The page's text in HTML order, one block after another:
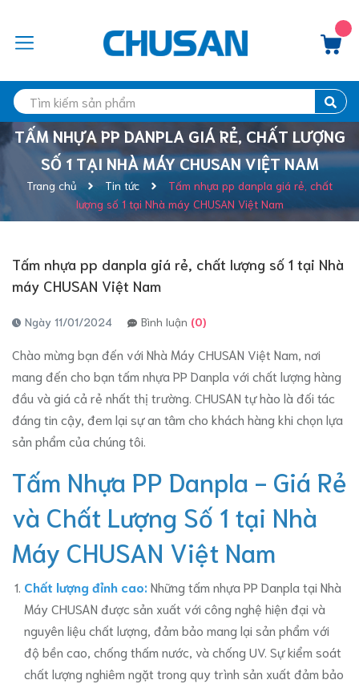
TẤM NHỰA PP DANPLA GIÁ RẺ, CHẤT LƯỢNG
SỐ 1 TẠI NHÀ MÁY CHUSAN VIỆT NAM
Trang chủ Tin tức
Tấm nhựa pp danpla giá rẻ, chất
lượng số 1 tại Nhà máy CHUSAN Việt Nam
Tấm nhựa pp danpla giá rẻ, chất lượng số 1 tại Nhà
máy CHUSAN Việt Nam
Ngày 11/01/2024 Bình luận (0)
Chào mừng bạn đến với Nhà Máy CHUSAN Việt Nam, nơi
mang đến cho bạn tấm nhựa PP Danpla với chất lượng hàng
đầu và giá cả rẻ nhất thị trường. CHUSAN tự hào là đối tác
đáng tin cậy, đem lại sự an tâm cho khách hàng khi chọn lựa
sản phẩm của chúng tôi.
Tấm Nhựa PP Danpla - Giá Rẻ
và Chất Lượng Số 1 tại Nhà
Máy CHUSAN Việt Nam
Chất lượng đỉnh cao: Những tấm nhựa PP Danpla tại Nhà
Máy CHUSAN được sản xuất với công nghệ hiện đại và
nguyên liệu chất lượng, đảm bảo mang lại sản phẩm với
độ bền cao, chống thấm nước, và chống UV. Sự kiểm soát
chất lượng nghiêm ngặt trong quy trình sản xuất đảm bảo